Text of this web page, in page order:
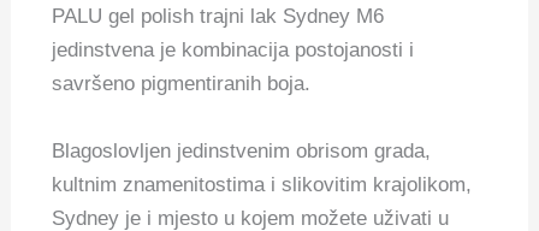
PALU gel polish trajni lak Sydney M6
jedinstvena je kombinacija postojanosti i
savršeno pigmentiranih boja.
Blagoslovljen jedinstvenim obrisom grada,
kultnim znamenitostima i slikovitim krajolikom,
Sydney je i mjesto u kojem možete uživati ​​u